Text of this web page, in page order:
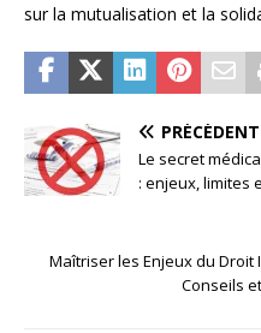
sur la mutualisation et la
PRÉCÉDENT
Le secret
: enjeux, limites
Maîtriser les Enjeux du Droit
Conseils